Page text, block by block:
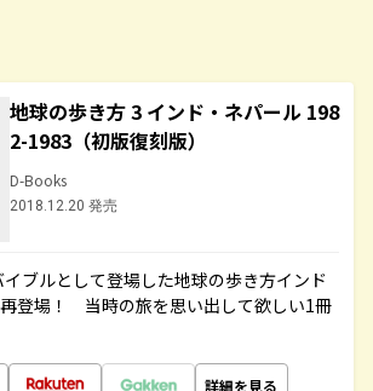
地球の歩き方 3 インド・ネパール 198
2-1983（初版復刻版）
D-Books
2018.12.20 発売
ブルとして登場した地球の歩き方インド
登場！ 当時の旅を思い出して欲しい1冊
詳細を見る